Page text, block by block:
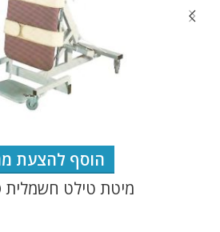
הוסף להצעת
מיטת טילט חשמלית HI – LO